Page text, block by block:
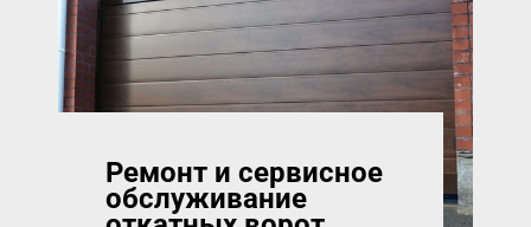
Ремонт и сервисное
обслуживание